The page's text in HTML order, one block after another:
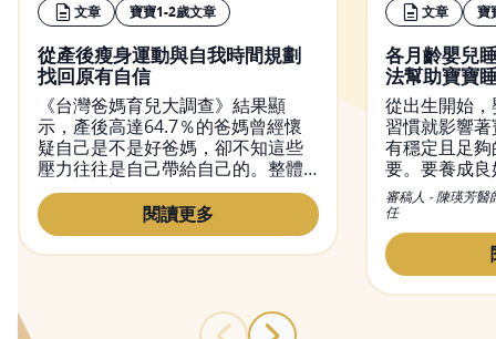
文章 寶寶1-2歲文章
從產後瘦身運動與自我時間規劃
找回原有自信
《台灣爸媽育兒大調查》結果顯
示，產後高達64.7％的爸媽曾經懷
疑自己是不是好爸媽，卻不知這些
壓力往往是自己帶給自己的。整體
而言，多數媽媽產後將面臨回不回
職場、如何安頓寶寶等問題；其
中，媽媽產後最能自我掌握的，就
是透過調整飲食與規律運動來養成
閱讀更多
文章 寶
各月齡嬰兒
法幫助寶寶
從出生開始
習慣就影響
有穩定且足
要。要養成
的作息，爸
時間的拿捏
該要睡多久
標。
審稿人 - 陳瑛芳醫
任